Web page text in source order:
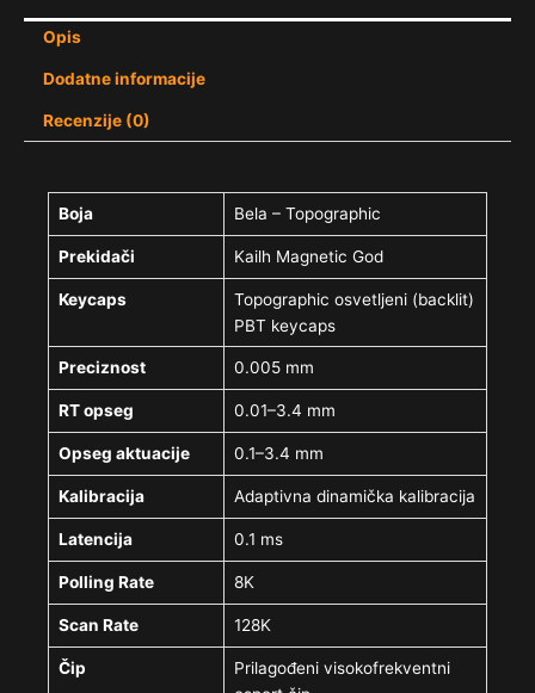
Opis
Dodatne informacije
Recenzije (0)
Boja Bela – Topographic
Prekidači Kailh Magnetic God
Keycaps
Topographic osvetljeni (backlit)
PBT keycaps
Preciznost 0.005 mm
RT opseg 0.01–3.4 mm
Opseg aktuacije 0.1–3.4 mm
Kalibracija Adaptivna dinamička kalibracija
Latencija 0.1 ms
Polling Rate 8K
Scan Rate 128K
Čip
Prilagođeni visokofrekventni